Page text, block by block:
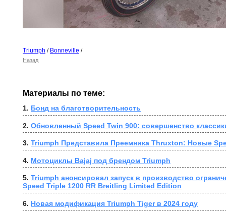
Triumph / Bonneville /
Назад
Материалы по теме:
1. Бонд на благотворительность
2. Обновленный Speed Twin 900: совершенство
3. Triumph Представила Преемника Thruxton: Новые
4. Мотоциклы Bajaj под брендом Triumph
5. Triumph анонсировал запуск в производство
Speed Triple 1200 RR Breitling Limited Edition
6. Новая модификация Triumph Tiger в 2024 году